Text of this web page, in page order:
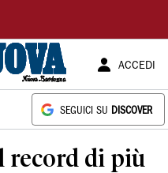
ACCEDI
SEGUICI SU DISCOVER
record di più